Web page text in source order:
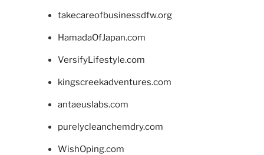
takecareofbusinessdfw.org
HamadaOfJapan.com
VersifyLifestyle.com
kingscreekadventures.com
antaeuslabs.com
purelycleanchemdry.com
WishOping.com